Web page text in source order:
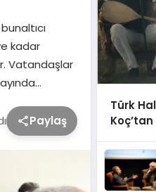
kadar
Vatandaşlar
Paylaş
Türk